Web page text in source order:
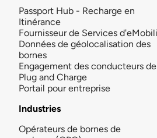
Passport Hub - Recharge en
Itinérance
Fournisseur de Services
Données de géolocalisation des
bornes
Engagement des conducteurs
Plug and Charge
Portail pour entreprise
Industries
Opérateurs de bornes de